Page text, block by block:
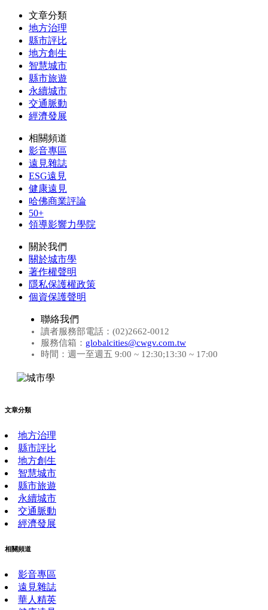
文章分類
地方治理
縣市評比
地方創生
智慧城市
縣市旅遊
永續城市
交通脈動
經濟發展
相關頻道
影音專區
遠見雜誌
ESG遠見
健康遠見
哈佛商業評論
50+
領導影響力學院
關於我們
關於城市學
著作權聲明
隱私保護權政策
個資保護聲明
聯絡我們
讀者服務部電話：(02)2662-0012
服務信箱： globalcities@cwgv.com.tw
時間：週一至週五 9:00 ~ 12:30;13:30 ~ 17:00
文章分類
地方治理
縣市評比
地方創生
智慧城市
縣市旅遊
永續城市
交通脈動
經濟發展
相關頻道
影音專區
遠見雜誌
華人精英